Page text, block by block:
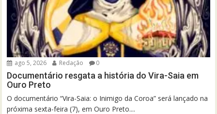
ago 5, 2026 Redação 0
Documentário resgata a história do Vira-Saia em
Ouro Preto
O documentário “Vira-Saia: o Inimigo da Coroa” será lançado na
próxima sexta-feira (7), em Ouro Preto....